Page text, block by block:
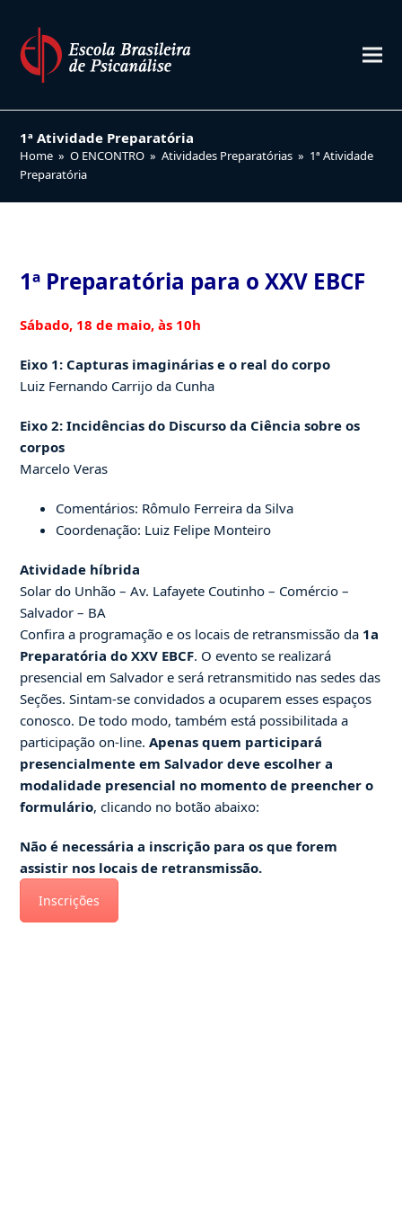
1ª Atividade Preparatória
Home » O ENCONTRO » Atividades Preparatórias » 1ª Atividade
Preparatória
1ª Preparatória para o XXV EBCF
Sábado, 18 de maio, às 10h
Eixo 1: Capturas imaginárias e o real do corpo
Luiz Fernando Carrijo da Cunha
Eixo 2: Incidências do Discurso da Ciência sobre os
corpos
Marcelo Veras
Comentários: Rômulo Ferreira da Silva
Coordenação: Luiz Felipe Monteiro
Atividade híbrida
Solar do Unhão – Av. Lafayete Coutinho – Comércio –
Salvador – BA
Confira a programação e os locais de retransmissão da 1a
Preparatória do XXV EBCF. O evento se realizará
presencial em Salvador e será retransmitido nas sedes das
Seções. Sintam-se convidados a ocuparem esses espaços
conosco. De todo modo, também está possibilitada a
participação on-line. Apenas quem participará
presencialmente em Salvador deve escolher a
modalidade presencial no momento de preencher o
formulário, clicando no botão abaixo:
Não é necessária a inscrição para os que forem
assistir nos locais de retransmissão.
Inscrições